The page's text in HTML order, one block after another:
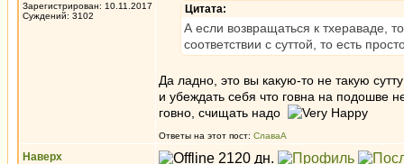
Зарегистрирован: 10.11.2017
Суждений: 3102
Цитата:
А если возвращаться к тхераваде,
соответствии с суттой, то есть
Да ладно, это вы какую-то не такую
и убеждать себя что говна на подошве
говно, счищать надо
Ответы на этот пост: СлаваА
Наверх